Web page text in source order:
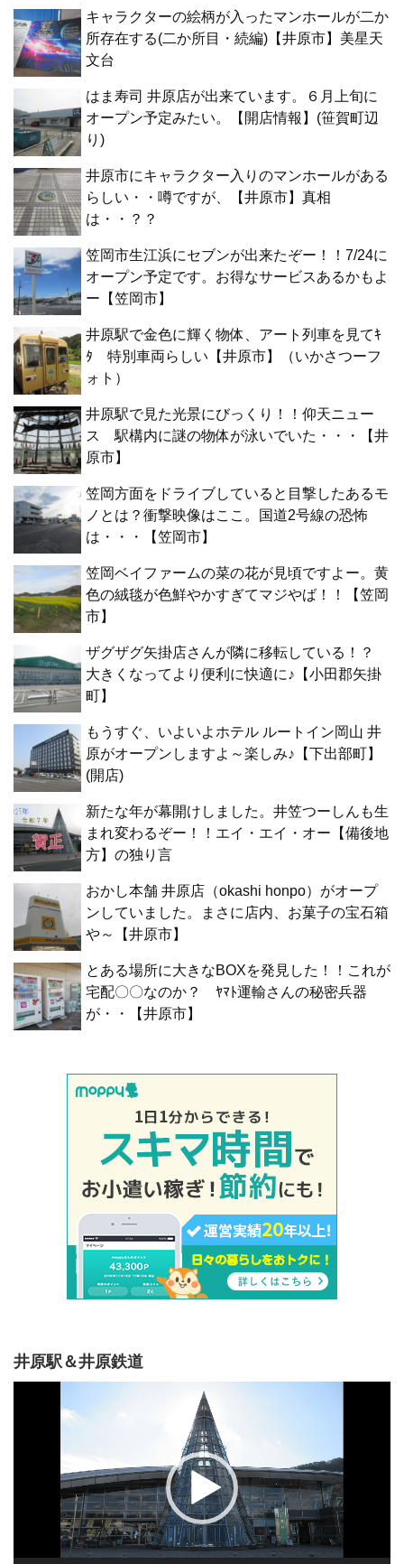
キャラクターの絵柄が入ったマンホールが二か
所存在する(二か所目・続編)【井原市】美星天
文台
はま寿司 井原店が出来ています。６月上旬に
オープン予定みたい。【開店情報】(笹賀町辺
り)
井原市にキャラクター入りのマンホールがある
らしい・・噂ですが、【井原市】真相
は・・？？
笠岡市生江浜にセブンが出来たぞー！！7/24に
オープン予定です。お得なサービスあるかもよ
ー【笠岡市】
井原駅で金色に輝く物体、アート列車を見てｷ
ﾀ 特別車両らしい【井原市】（いかさつーフ
ォト）
井原駅で見た光景にびっくり！！仰天ニュー
ス 駅構内に謎の物体が泳いでいた・・・【井
原市】
笠岡方面をドライブしていると目撃したあるモ
ノとは？衝撃映像はここ。国道2号線の恐怖
は・・・【笠岡市】
笠岡ベイファームの菜の花が見頃ですよー。黄
色の絨毯が色鮮やかすぎてマジやば！！【笠岡
市】
ザグザグ矢掛店さんが隣に移転している！？
大きくなってより便利に快適に♪【小田郡矢掛
町】
もうすぐ、いよいよホテル ルートイン岡山 井
原がオープンしますよ～楽しみ♪【下出部町】
(開店)
新たな年が幕開けしました。井笠つーしんも生
まれ変わるぞー！！エイ・エイ・オー【備後地
方】の独り言
おかし本舗 井原店（okashi honpo）がオープ
ンしていました。まさに店内、お菓子の宝石箱
や～【井原市】
とある場所に大きなBOXを発見した！！これが
宅配〇〇なのか？ ﾔﾏﾄ運輸さんの秘密兵器
が・・【井原市】
井原駅＆井原鉄道